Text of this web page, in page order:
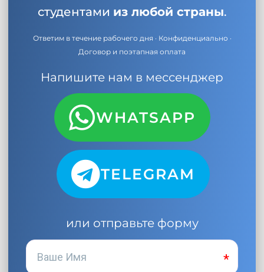
студентами из любой страны.
Ответим в течение рабочего дня · Конфиденциально ·
Договор и поэтапная оплата
Напишите нам в мессенджер
WHATSAPP
TELEGRAM
или отправьте форму